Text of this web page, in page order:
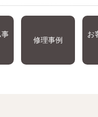
事
修理事例
お